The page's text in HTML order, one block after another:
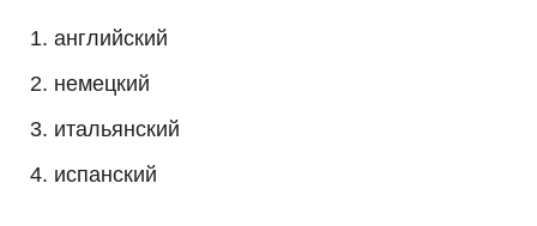
английский
немецкий
итальянский
испанский